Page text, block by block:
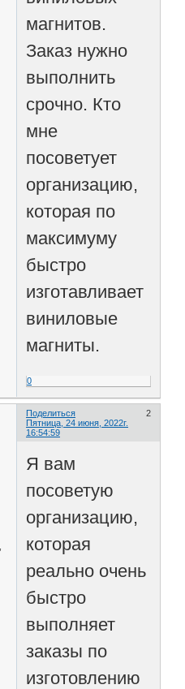
магнитов.
Заказ нужно
выполнить
срочно. Кто
мне
посоветует
организацию,
которая по
максимуму
быстро
изготавливает
виниловые
магниты.
0
Поделиться
2
Пятница, 24 июня, 2022г.
16:54:59
Я вам
посоветую
организацию,
которая
реально очень
быстро
выполняет
заказы по
изготовлению